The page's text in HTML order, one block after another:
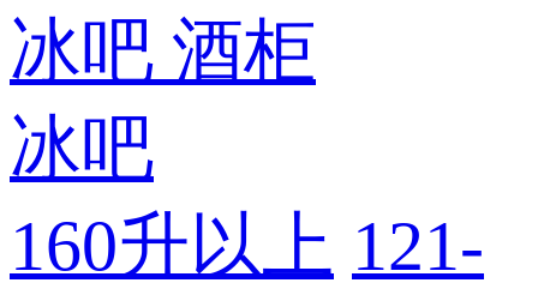
冰吧 酒柜
冰吧
160升以上 121-